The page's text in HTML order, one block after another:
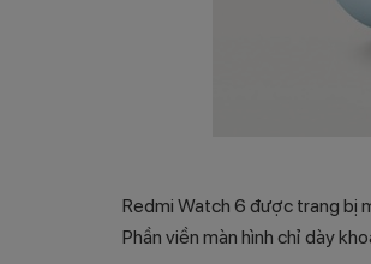
Redmi Watch 6 được trang bị
Phần viền màn hình chỉ dày